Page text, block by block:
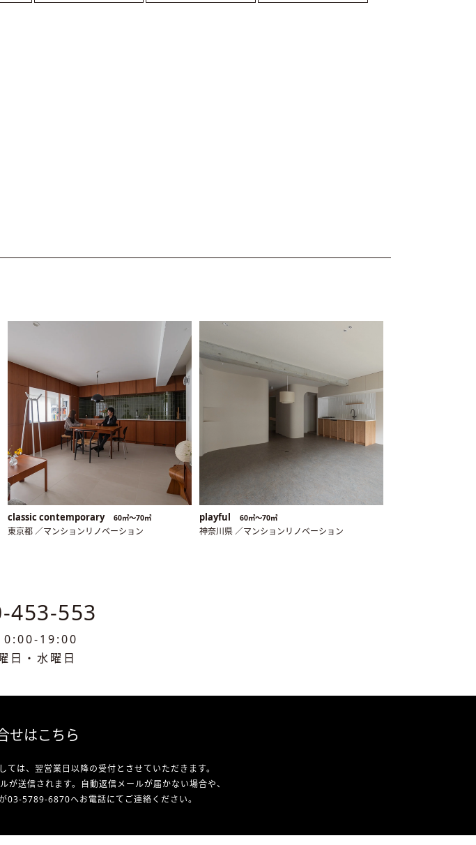
classic contemporary 60㎡〜70㎡
東京都 ／マンションリノベーション
playful 60㎡〜70㎡
神奈川県 ／マンションリノベーション
453-553
19:00
日・水曜日
せはこちら
は、翌営業日以降の受付とさせていただきます。
送信されます。自動返信メールが届かない場合や、
03-5789-6870へお電話にてご連絡ください。